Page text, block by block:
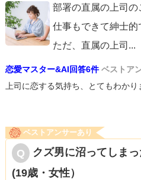
部署の直属の上司の
仕事もできて紳士的
ただ、直属の上司 ...
恋愛マスター&AI回答6件 ベストア
上司に恋する気持ち、とてもわかり
ベストアンサーあり
クズ男に沼ってしま
(19歳・女性）